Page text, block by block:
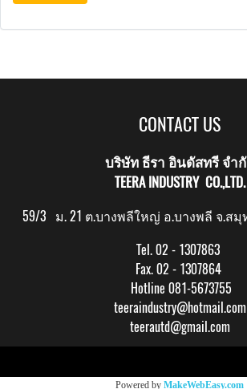
CONTACT US
บริษัท ธีรา อินดัสทรี จำ
TEERA INDUSTRY CO.,LTD.
59/3 ม. 21 ต.บางพลีใหญ่ อ.บางพลี จ.สมุ
Tel. 02 - 1307863
Fax. 02 - 1307864
Hotline 081-5673755
teeraindustry@hotmail.com
teerautd@gmail.com
Powered by MakeWebEasy.com